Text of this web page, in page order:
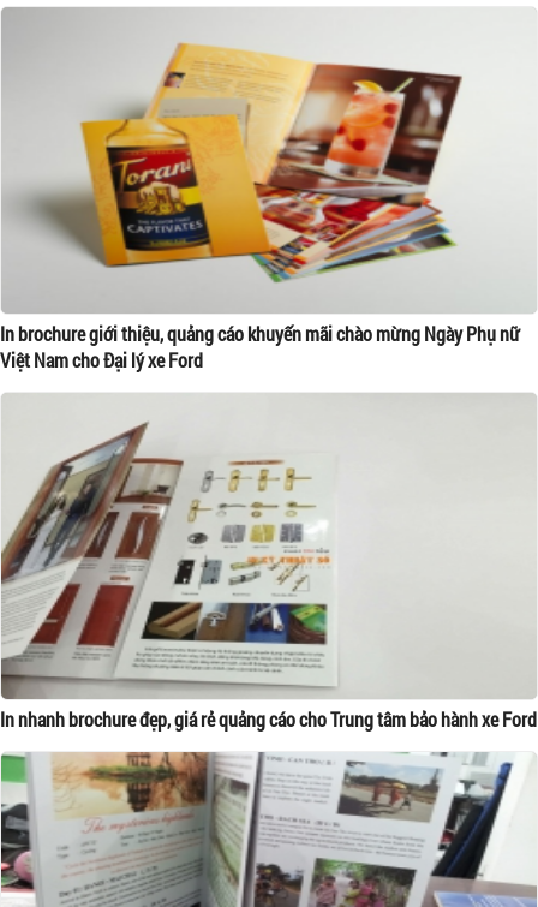
In brochure giới thiệu, quảng cáo khuyến mãi chào mừng Ngày Phụ nữ
Việt Nam cho Đại lý xe Ford
In nhanh brochure đẹp, giá rẻ quảng cáo cho Trung tâm bảo hành xe Ford